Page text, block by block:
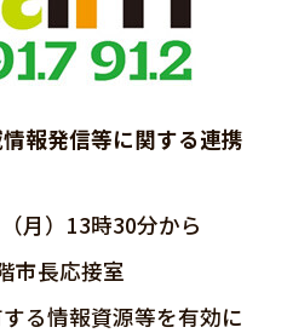
報発信等に関する連携
月）13時30分から
市長応接室
る情報資源等を有効に